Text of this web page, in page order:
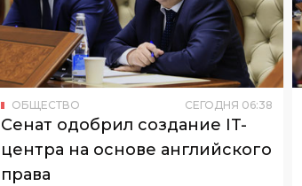
ОБЩЕСТВО СЕГОДНЯ 38
Сенат одобрил создание IT-
центра на основе английского
права
Узбекистан рассчитывает довести
экспорт IT-услуг до $5 млрд к 2030 году.